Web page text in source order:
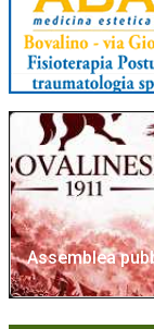
Assemblea